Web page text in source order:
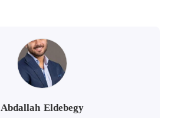
Abdallah Eldebegy